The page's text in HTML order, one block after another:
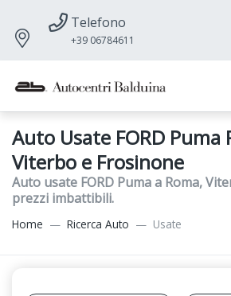
Telefono
+39 06784611
Auto Usate FORD Puma
Viterbo e Frosinone
Auto usate FORD Puma a Roma,
prezzi imbattibili.
Home Ricerca Auto Usate